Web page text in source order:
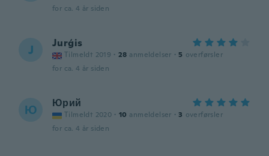
for ca. 4 år siden
J Jurģis
Tilmeldt 2019 · 28 anmeldelser · 5 overførsler
for ca. 4 år siden
Ю Юрий
Tilmeldt 2020 · 10 anmeldelser · 3 overførsler
for ca. 4 år siden